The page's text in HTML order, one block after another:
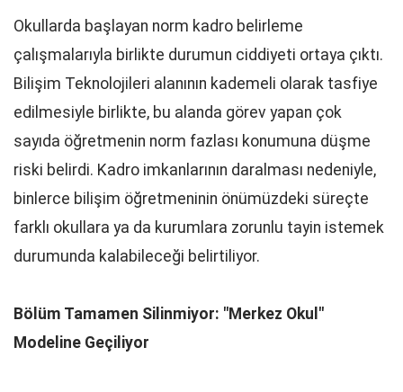
Okullarda başlayan norm kadro belirleme
çalışmalarıyla birlikte durumun ciddiyeti ortaya çıktı.
Bilişim Teknolojileri alanının kademeli olarak tasfiye
edilmesiyle birlikte, bu alanda görev yapan çok
sayıda öğretmenin norm fazlası konumuna düşme
riski belirdi. Kadro imkanlarının daralması nedeniyle,
binlerce bilişim öğretmeninin önümüzdeki süreçte
farklı okullara ya da kurumlara zorunlu tayin istemek
durumunda kalabileceği belirtiliyor.
Bölüm Tamamen Silinmiyor: "Merkez Okul"
Modeline Geçiliyor